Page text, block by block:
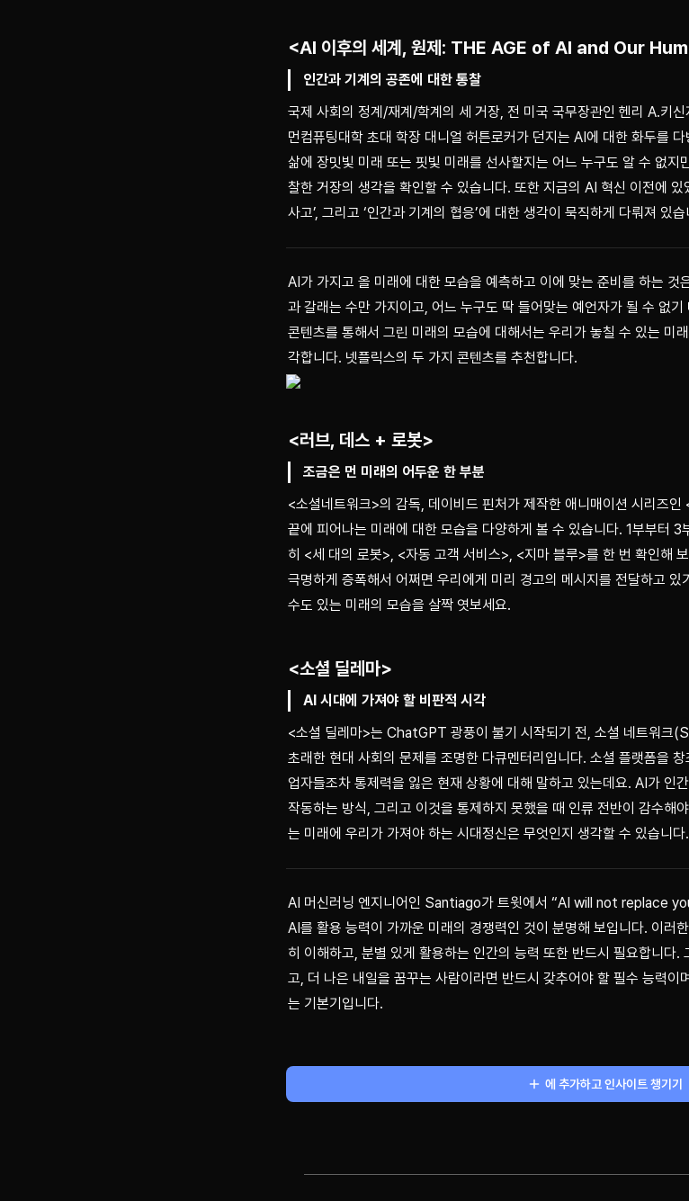
<AI 이후의 세계, 원제: THE AGE of AI and Our
인간과 기계의 공존에 대한 통찰
국제 사회의 정계/재계/학계의 세 거장, 전 미국 국무장관인 헨리 A.키
먼컴퓨팅대학 초대 학장 대니얼 허튼로커가 던지는 AI에 대한 화두를
삶에 장밋빛 미래 또는 핏빛 미래를 선사할지는 어느 누구도 알 수 없지
찰한 거장의 생각을 확인할 수 있습니다. 또한 지금의 AI 혁신 이전에 있
사고’, 그리고 ‘인간과 기계의 협응’에 대한 생각이 묵직하게 다뤄져 있습
AI가 가지고 올 미래에 대한 모습을 예측하고 이에 맞는 준비를 하는 것
과 갈래는 수만 가지이고, 어느 누구도 딱 들어맞는 예언자가 될 수 없
콘텐츠를 통해서 그린 미래의 모습에 대해서는 우리가 놓칠 수 있는 미
각합니다. 넷플릭스의 두 가지 콘텐츠를 추천합니다.
<러브, 데스 + 로봇>
조금은 먼 미래의 어두운 한 부분
<소셜네트워크>의 감독, 데이비드 핀처가 제작한 애니매이션 시리즈
끝에 피어나는 미래에 대한 모습을 다양하게 볼 수 있습니다. 1부부터
히 <세 대의 로봇>, <자동 고객 서비스>, <지마 블루>를 한 번 확인해
극명하게 증폭해서 어쩌면 우리에게 미리 경고의 메시지를 전달하고
수도 있는 미래의 모습을 살짝 엿보세요.
<소셜 딜레마>
AI 시대에 가져야 할 비판적 시각
<소셜 딜레마>는 ChatGPT 광풍이 불기 시작되기 전, 소셜 네트워크
초래한 현대 사회의 문제를 조명한 다큐멘터리입니다. 소셜 플랫폼을
업자들조차 통제력을 잃은 현재 상황에 대해 말하고 있는데요. AI가 인
작동하는 방식, 그리고 이것을 통제하지 못했을 때 인류 전반이 감수해
는 미래에 우리가 가져야 하는 시대정신은 무엇인지 생각할 수 있습니다.
AI 머신러닝 엔지니어인 Santiago가 트윗에서 “AI will not replace
AI를 활용 능력이 가까운 미래의 경쟁력인 것이 분명해 보입니다. 이러
히 이해하고, 분별 있게 활용하는 인간의 능력 또한 반드시 필요합니다.
고, 더 나은 내일을 꿈꾸는 사람이라면 반드시 갖추어야 할 필수 능력이
는 기본기입니다.
에 추가하고 인사이트 챙기기